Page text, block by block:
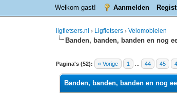
Welkom gast! Aanmelden
ligfietsers.nl › Ligfietsers ›Velomobielen
Banden, banden, banden en nog
Pagina's (52): « Vorige 1 44 45
5 stemmen - gemiddelde
1
2
3
4
5
Banden, banden, banden en nog